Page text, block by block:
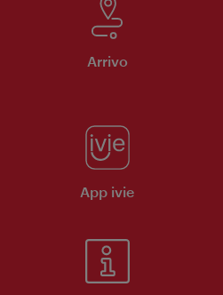
Arrivo
App ivie